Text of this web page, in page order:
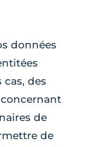
données
cas, des
de
de